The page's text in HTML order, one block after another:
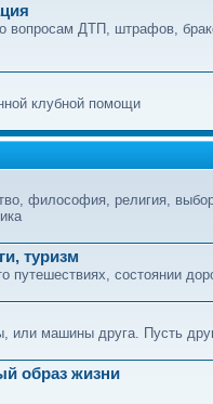
вопросам ДТП, штрафов,
клубной помощи
философия, религия,
туризм
путешествиях, состоянии
или машины друга. Пусть
образ жизни